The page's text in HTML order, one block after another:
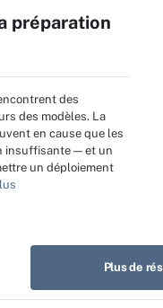
préparation
des
des modèles. La
en cause que les
insuffisante — et un
un déploiement
Plus de